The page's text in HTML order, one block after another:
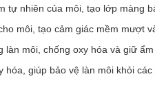
điểm, tạo lớp nền bóng khỏe.
giác mát lạnh, dễ thẩm thấu
đựng trong túi xách đi làm, đi
tự nhiên của môi, tạo lớp màng
môi, tạo cảm giác mềm mượt
làn môi, chống oxy hóa và giữ ẩm
hóa, giúp bảo vệ làn môi khỏi